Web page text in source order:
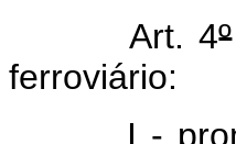
Art. 4º
ferroviário:
I -